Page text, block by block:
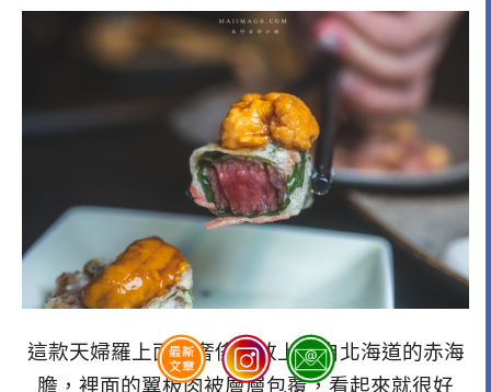
這款天婦羅上面還奢侈地放上來自北海道的赤海
膽，裡面的翼板肉被層層包覆，看起來就很好